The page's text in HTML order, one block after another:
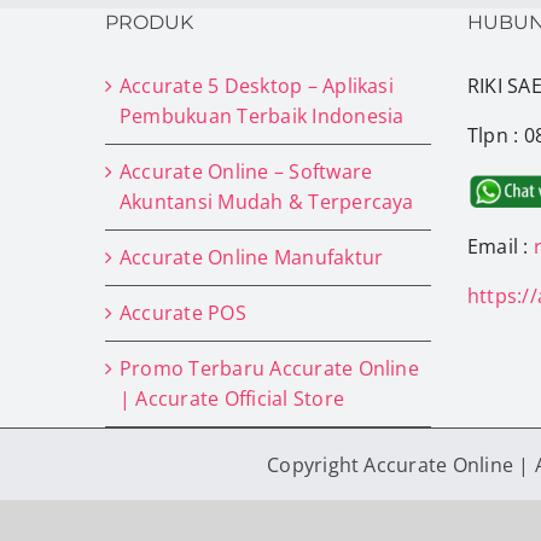
PRODUK
Accurate 5 Desktop – Aplikasi
Pembukuan Terbaik Indonesia
Accurate Online – Software
Akuntansi Mudah & Terpercaya
Accurate Online Manufaktur
Accurate POS
Promo Terbaru Accurate Online
| Accurate Official Store
RIKI
Tlpn :
Email :
https://
Copyright Accurate Online |